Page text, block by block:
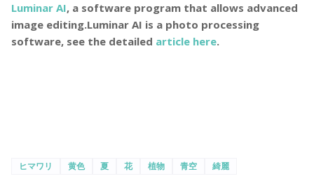
Luminar AI, a software program that allows advanced
image editing.Luminar AI is a photo processing
software, see the detailed article here.
ヒマワリ 黄色 夏 花 植物 青空 綺麗